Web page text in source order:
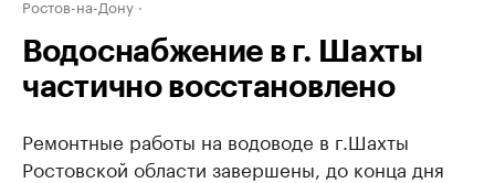
Ростов-на-Дону
Водоснабжение в г. Шахты
частично восстановлено
Ремонтные работы на водоводе в г.Шахты
Ростовской области завершены, до конца дня